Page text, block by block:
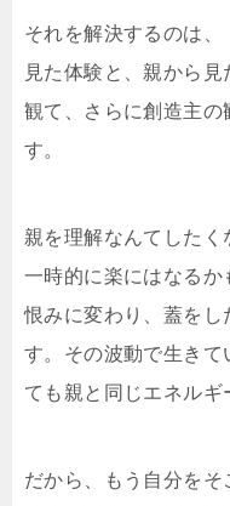
それを解決するのは、
見た体験と、親から
観て、さらに創造主
す。
親を理解なんてしたく
一時的に楽にはなるか
恨みに変わり、蓋をし
す。その波動で生きて
ても親と同じエネルギ
だから、もう自分をそ